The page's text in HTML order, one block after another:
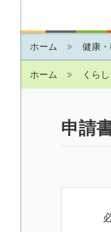
ホーム 健康
ホーム くら
申請